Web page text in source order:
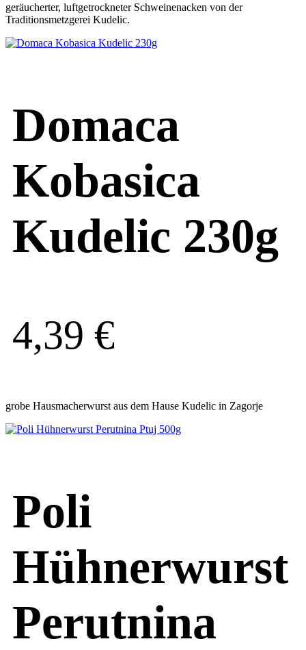
geräucherter, luftgetrockneter Schweinenacken von der
Traditionsmetzgerei Kudelic.
Domaca
Kobasica
Kudelic 230g
4,39 €
grobe Hausmacherwurst aus dem Hause Kudelic in Zagorje
Poli
Hühnerwurst
Perutnina